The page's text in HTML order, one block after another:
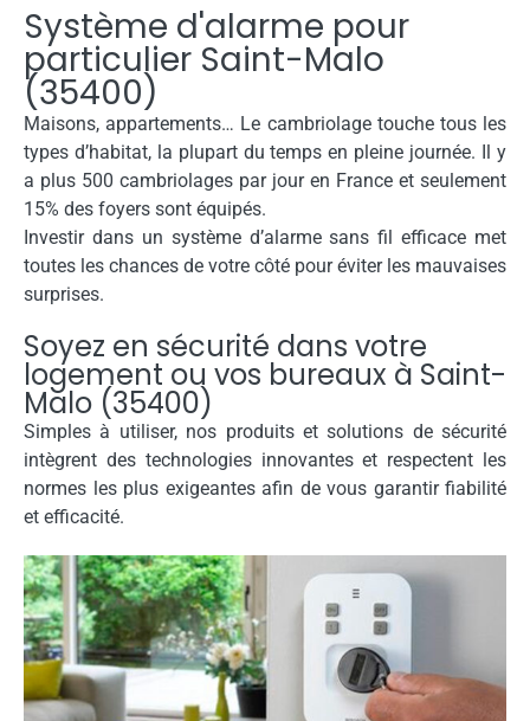
Système d'alarme pour
particulier Saint-Malo
(35400)
Maisons, appartements… Le cambriolage touche tous les
types d’habitat, la plupart du temps en pleine journée. Il y
a plus 500 cambriolages par jour en France et seulement
15% des foyers sont équipés.
Investir dans un système d’alarme sans fil efficace met
toutes les chances de votre côté pour éviter les mauvaises
surprises.
Soyez en sécurité dans votre
logement ou vos bureaux à Saint-
Malo (35400)
Simples à utiliser, nos produits et solutions de sécurité
intègrent des technologies innovantes et respectent les
normes les plus exigeantes afin de vous garantir fiabilité
et efficacité.